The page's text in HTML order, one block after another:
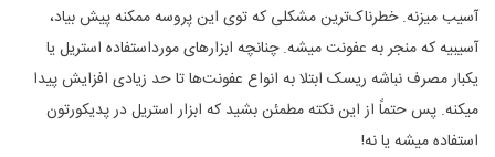
آسیب میزنه. خطرناک‌ترین مشکلی که توی این پروسه ممکنه پیش بیاد،
آسیبیه که منجر به عفونت میشه. چنانچه ابزارهای مورداستفاده استریل یا
یکبار مصرف نباشه ریسک ابتلا به انواع عفونت‌ها تا حد زیادی افزایش پیدا
میکنه. پس حتماً از این نکته مطمئن بشید که ابزار استریل در پدیکورتون
استفاده میشه یا نه!